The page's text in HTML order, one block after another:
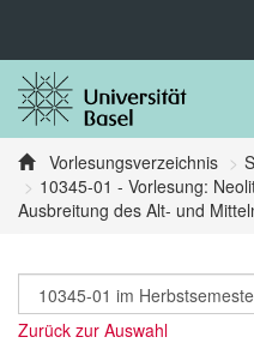
Vorlesungsverzeichnis
10345-01 - Vorlesung:
Ausbreitung des Alt- und
Zurück zur Auswahl